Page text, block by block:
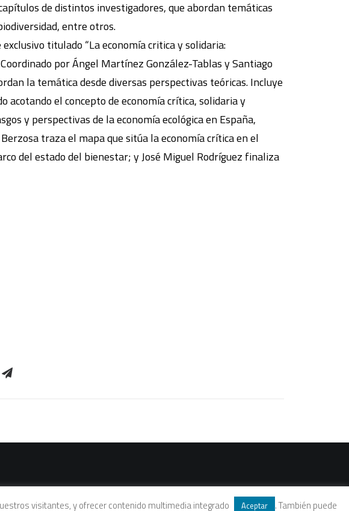
de distintos investigadores, que abordan temáticas
entre otros.
titulado “La economía critica y solidaria:
por Ángel Martínez González-Tablas y Santiago
la temática desde diversas perspectivas teóricas. Incluye
el concepto de economía crítica, solidaria y
y perspectivas de la economía ecológica en España,
traza el mapa que sitúa la economía crítica en el
del estado del bienestar; y José Miguel Rodríguez finaliza
visitantes, y ofrecer contenido multimedia integrado Aceptar . También puede